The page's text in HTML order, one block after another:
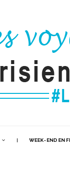
WEEK-END EN